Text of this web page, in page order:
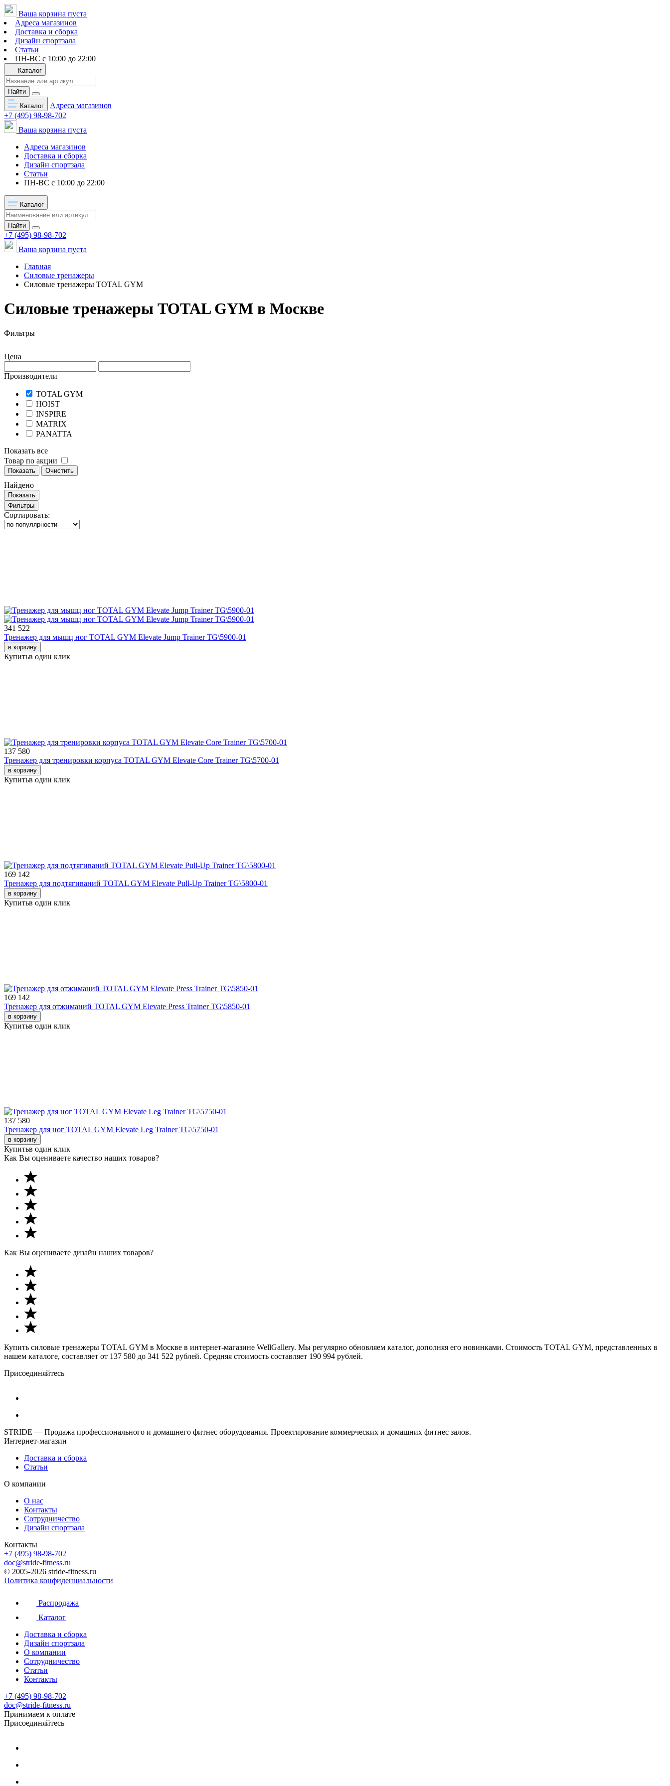
Ваша корзина пуста
Адреса магазинов
Доставка и сборка
Дизайн спортзала
Статьи
ПН-ВС с 10:00 до 22:00
Каталог
Найти
Каталог
Адреса магазинов
+7 (495) 98-98-702
Ваша корзина пуста
Адреса магазинов
Доставка и сборка
Дизайн спортзала
Статьи
ПН-ВС с 10:00 до 22:00
Каталог
Найти
+7 (495) 98-98-702
Ваша корзина пуста
Главная
Силовые тренажеры
Силовые тренажеры TOTAL GYM
Силовые тренажеры TOTAL GYM в Москве
Фильтры
Цена
Производители
TOTAL GYM
HOIST
INSPIRE
MATRIX
PANATTA
Показать все
Товар по акции
Показать Очистить
Найдено
Показать
Фильтры
Сортировать:
341 522
Тренажер для мышц ног TOTAL GYM Elevate Jump Trainer TG\5900-01
в корзину
Купитьв один клик
137 580
Тренажер для тренировки корпуса TOTAL GYM Elevate Core Trainer TG\5700-01
в корзину
Купитьв один клик
169 142
Тренажер для подтягиваний TOTAL GYM Elevate Pull-Up Trainer TG\5800-01
в корзину
Купитьв один клик
169 142
Тренажер для отжиманий TOTAL GYM Elevate Press Trainer TG\5850-01
в корзину
Купитьв один клик
137 580
Тренажер для ног TOTAL GYM Elevate Leg Trainer TG\5750-01
в корзину
Купитьв один клик
Как Вы оцениваете качество наших товаров?
Как Вы оцениваете дизайн наших товаров?
Купить силовые тренажеры TOTAL GYM в Москве в интернет-магазине WellGallery. Мы регулярно обновляем каталог, дополняя его новинками. Стоимость TOTAL GYM, представленных в
нашем каталоге, составляет от 137 580 до 341 522 рублей. Средняя стоимость составляет 190 994 рублей.
Присоединяйтесь
STRIDE — Продажа профессионального и домашнего фитнес оборудования. Проектирование коммерческих и домашних фитнес залов.
Интернет-магазин
Доставка и сборка
Статьи
О компании
О нас
Контакты
Сотрудничество
Дизайн спортзала
Контакты
+7 (495) 98-98-702
doc@stride-fitness.ru
© 2005-2026 stride-fitness.ru
Политика конфиденциальности
Распродажа
Каталог
Доставка и сборка
Дизайн спортзала
О компании
Сотрудничество
Статьи
Контакты
+7 (495) 98-98-702
doc@stride-fitness.ru
Принимаем к оплате
Присоединяйтесь